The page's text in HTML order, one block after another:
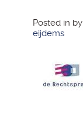
Posted in by
eijdems